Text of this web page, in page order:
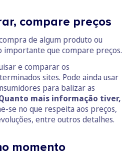
compare preços
de algum produto ou
importante que compare preços.
e comparar os
sites. Pode ainda usar
para balizar as
mais informação tiver,
se no que respeita aos preços,
entre outros detalhes.
momento